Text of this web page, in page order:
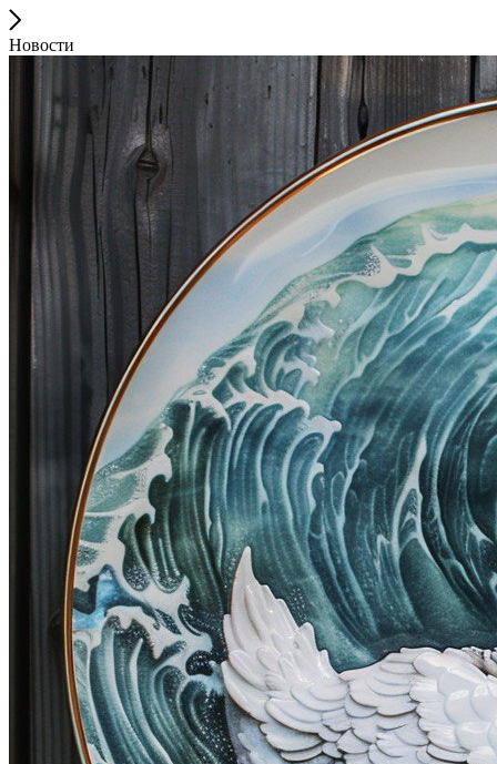
Новости